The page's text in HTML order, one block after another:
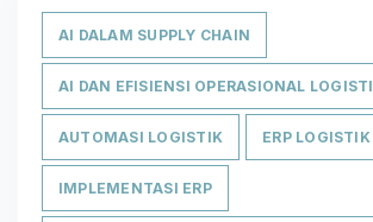
AI DALAM SUPPLY CHAIN
AI DAN EFISIENSI OPERASIONAL
AUTOMASI LOGISTIK ERP LOGISTIK
IMPLEMENTASI ERP